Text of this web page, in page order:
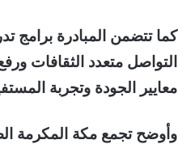
كما تتضمن المبادرة برامج
التواصل متعدد الثقافات
معايير الجودة وتجربة
وأوضح تجمع مكة المكرمة